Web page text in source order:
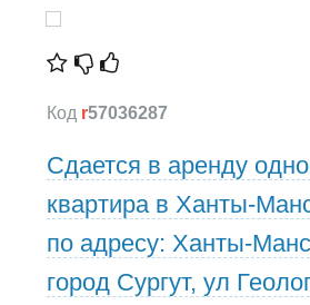
Код r57036287
Сдается в аренду
квартира в Ханты-
по адресу: Ханты-
город Сургут, ул